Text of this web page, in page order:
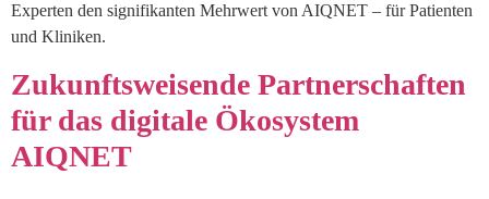
Experten den signifikanten Mehrwert von AIQNET – für Patienten
und Kliniken.
Zukunftsweisende Partnerschaften
für das digitale Ökosystem
AIQNET